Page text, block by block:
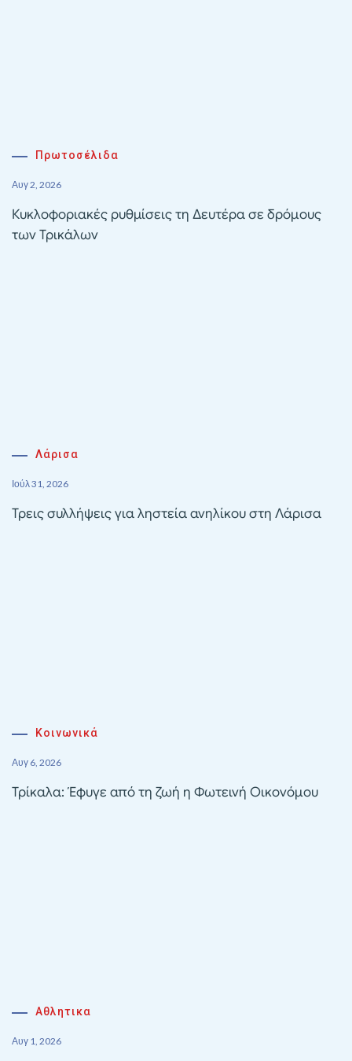
Πρωτοσέλιδα
Αυγ 2, 2026
Κυκλοφοριακές ρυθμίσεις τη Δευτέρα σε δρόμους
των Τρικάλων
Λάρισα
Ιούλ 31, 2026
Τρεις συλλήψεις για ληστεία ανηλίκου στη Λάρισα
Κοινωνικά
Αυγ 6, 2026
Τρίκαλα: Έφυγε από τη ζωή η Φωτεινή Οικονόμου
Αθλητικα
Αυγ 1, 2026